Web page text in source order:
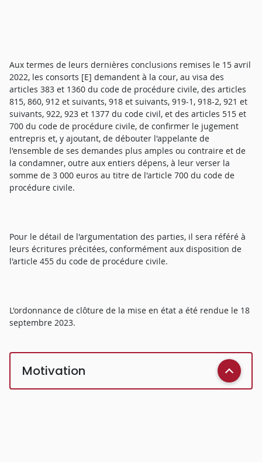
Aux termes de leurs dernières conclusions remises le 15 avril
2022, les consorts [E] demandent à la cour, au visa des
articles 383 et 1360 du code de procédure civile, des articles
815, 860, 912 et suivants, 918 et suivants, 919-1, 918-2, 921 et
suivants, 922, 923 et 1377 du code civil, et des articles 515 et
700 du code de procédure civile, de confirmer le jugement
entrepris et, y ajoutant, de débouter l'appelante de
l'ensemble de ses demandes plus amples ou contraire et de
la condamner, outre aux entiers dépens, à leur verser la
somme de 3 000 euros au titre de l'article 700 du code de
procédure civile.
Pour le détail de l'argumentation des parties, il sera référé à
leurs écritures précitées, conformément aux disposition de
l'article 455 du code de procédure civile.
L'ordonnance de clôture de la mise en état a été rendue le 18
septembre 2023.
Motivation